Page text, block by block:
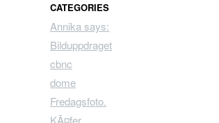
CATEGORIES
Annika says:
Bilduppdraget
cbnc
dome
Fredagsfoto.
KÃ¤fer